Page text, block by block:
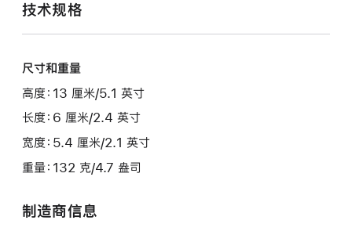
技术规格
尺寸和重量
高度：13 厘米/5.1 英寸
长度：6 厘米/2.4 英寸
宽度：5.4 厘米/2.1 英寸
重量：132 克/4.7 盎司
制造商信息